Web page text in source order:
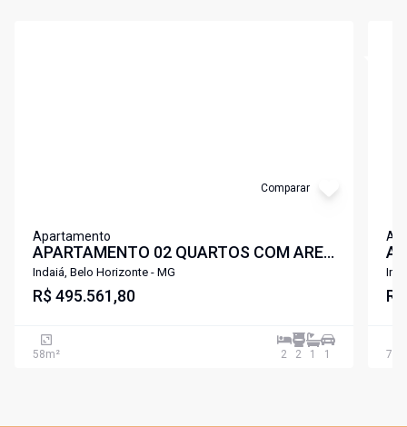
Comparar
Apartamento
APARTAMENTO 02 QUARTOS COM AREA
DE LAZER COMPLETA A POUCOS
METROS DA UFMG E UNIFENAS
Indaiá, Belo Horizonte - MG
R$ 495.561,80
58m² 2 2 1 1 73